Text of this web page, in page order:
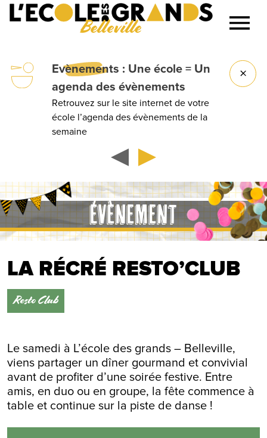
Belleville
Lancer la recherche
Evènements : Une école = Un
agenda des évènements
Retrouvez sur le site internet de votre
école l’agenda des évènements de la
semaine
ÉVÈNEMENT
LA RÉCRÉ RESTO’CLUB
Resto Club
Le samedi à L’école des grands – Belleville,
viens partager un dîner gourmand et convivial
avant de profiter d’une soirée festive. Entre
amis, en duo ou en groupe, la fête commence à
table et continue sur la piste de danse !